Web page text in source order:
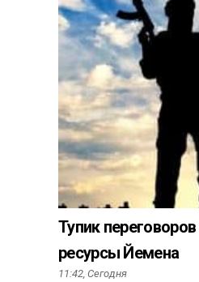
Тупик
ресурсы Йемена
11:42, Сегодня